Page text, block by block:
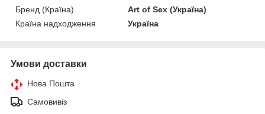
Бренд (Країна)
Art of Sex (Україна)
Країна надходження
Україна
Умови доставки
Нова Пошта
Самовивіз